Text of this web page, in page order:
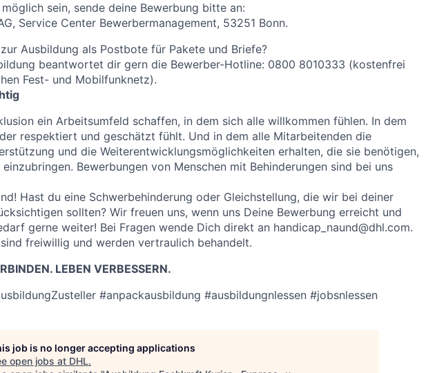
sein, sende deine Bewerbung bitte an:
Service Center Bewerbermanagement, 53251 Bonn.
Ausbildung als Postbote für Pakete und Briefe?
beantwortet dir gern die Bewerber-Hotline: 0800 8010333 (kostenfrei
Fest- und Mobilfunknetz).
ein Arbeitsumfeld schaffen, in dem sich alle willkommen fühlen. In dem
respektiert und geschätzt fühlt. Und in dem alle Mitarbeitenden die
und die Weiterentwicklungsmöglichkeiten erhalten, die sie benötigen,
Bewerbungen von Menschen mit Behinderungen sind bei uns
Hast du eine Schwerbehinderung oder Gleichstellung, die wir bei deiner
sollten? Wir freuen uns, wenn uns Deine Bewerbung erreicht und
gerne weiter! Bei Fragen wende Dich direkt an handicap_naund@dhl.com.
freiwillig und werden vertraulich behandelt.
LEBEN VERBESSERN.
#anpackausbildung #ausbildungnlessen #jobsnlessen
job is no longer accepting applications
open jobs at DHL.